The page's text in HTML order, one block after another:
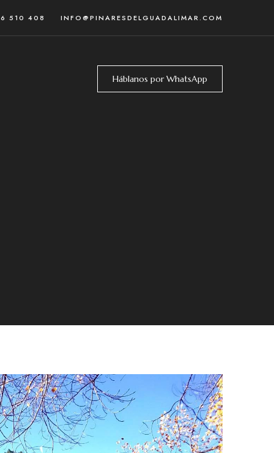
510 408 INFO@PINARESDELGUADALIMAR.COM
Háblanos por WhatsApp